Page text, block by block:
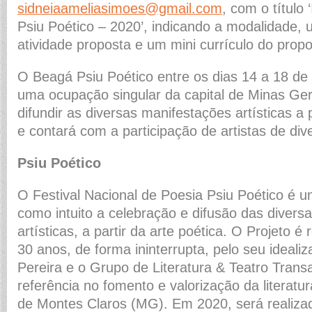
sidneiaameliasimoes@gmail.com, com o título
Psiu Poético – 2020’, indicando a modalidade,
atividade proposta e um mini currículo do
O Beagá Psiu Poético entre os dias 14 a 18
uma ocupação singular da capital de Minas
difundir as diversas manifestações artísticas a
e contará com a participação de artistas de
Psiu Poético
O Festival Nacional de Poesia Psiu Poético é
como intuito a celebração e difusão das
artísticas, a partir da arte poética. O Projeto é
30 anos, de forma ininterrupta, pelo seu
Pereira e o Grupo de Literatura & Teatro
referência no fomento e valorização da
de Montes Claros (MG). Em 2020, será